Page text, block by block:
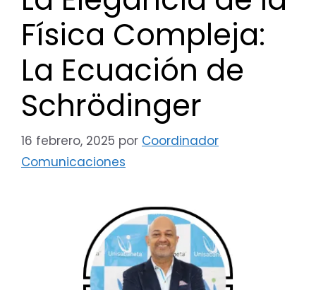
Física Compleja:
La Ecuación de
Schrödinger
16 febrero, 2025 por Coordinador
Comunicaciones